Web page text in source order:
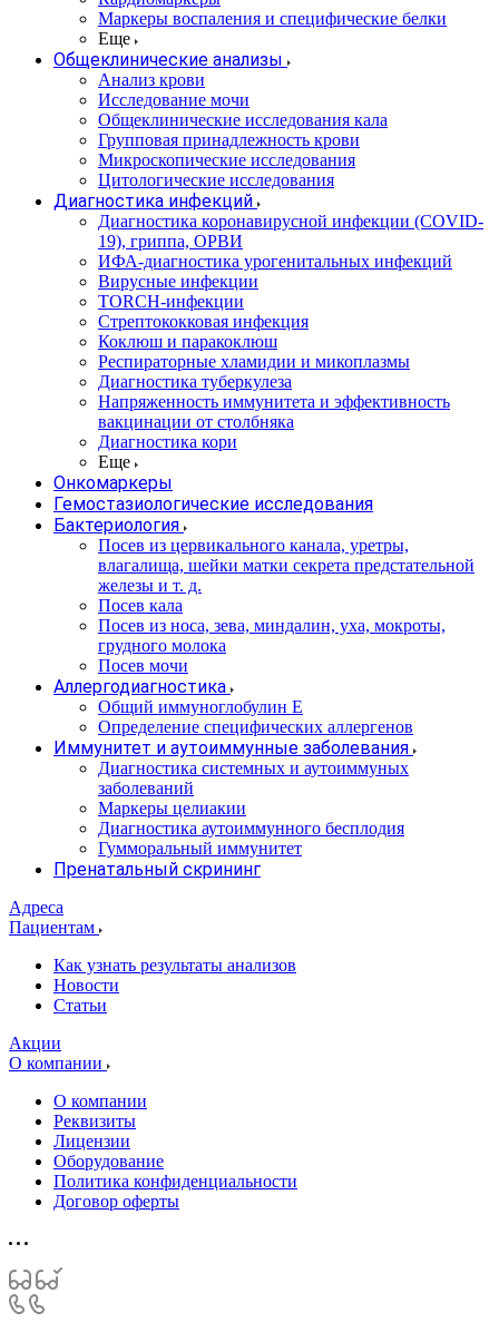
Маркеры воспаления и специфические белки
Еще
Общеклинические анализы
Анализ крови
Исследование мочи
Общеклинические исследования кала
Групповая принадлежность крови
Микроскопические исследования
Цитологические исследования
Диагностика инфекций
Диагностика коронавирусной инфекции (COVID-
19), гриппа, ОРВИ
ИФА-диагностика урогенитальных инфекций
Вирусные инфекции
TORCH-инфекции
Стрептококковая инфекция
Коклюш и паракоклюш
Респираторные хламидии и микоплазмы
Диагностика туберкулеза
Напряженность иммунитета и эффективность
вакцинации от столбняка
Диагностика кори
Еще
Онкомаркеры
Гемостазиологические исследования
Бактериология
Посев из цервикального канала, уретры,
влагалища, шейки матки секрета предстательной
железы и т. д.
Посев кала
Посев из носа, зева, миндалин, уха, мокроты,
грудного молока
Посев мочи
Аллергодиагностика
Общий иммуноглобулин Е
Определение специфических аллергенов
Иммунитет и аутоиммунные заболевания
Диагностика системных и аутоиммуных
заболеваний
Маркеры целиакии
Диагностика аутоиммунного бесплодия
Гумморальный иммунитет
Пренатальный скрининг
Адреса
Пациентам
Как узнать результаты анализов
Новости
Статьи
Акции
О компании
О компании
Реквизиты
Лицензии
Оборудование
Политика конфиденциальности
Договор оферты